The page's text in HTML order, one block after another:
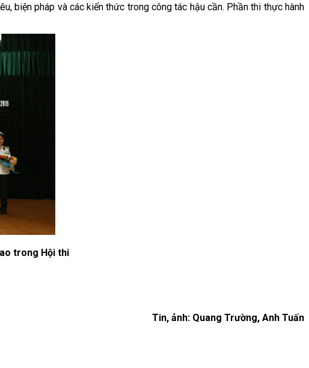
biện pháp và các kiến thức trong công tác hậu cần. Phần thi thực hành
trong Hội thi
Tin, ảnh: Quang Trường, Anh Tuấn